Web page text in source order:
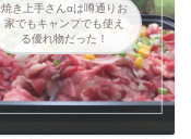
焼き上手さんαは噂通りお
家でもキャンプでも使え
る優れ物だった！